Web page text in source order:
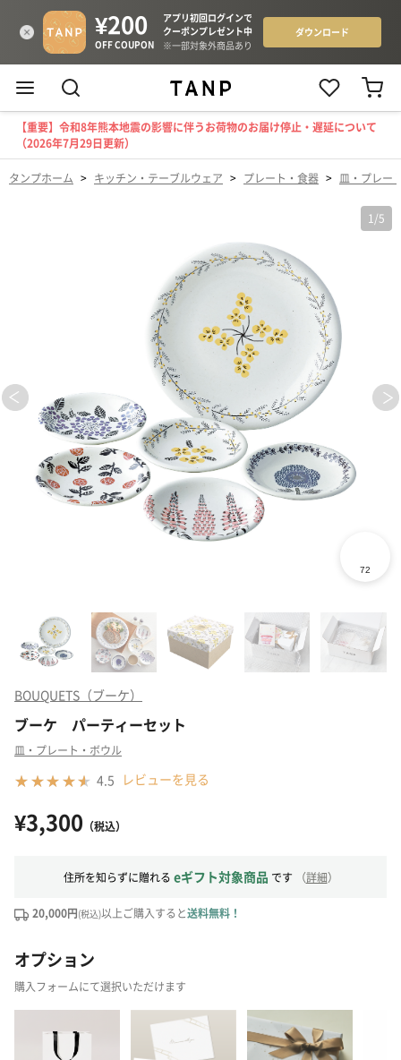
【重要】令和8年熊本地震の影響に伴うお荷物のお届け停止・遅延について
（2026年7月29日更新）
タンプホーム > キッチン・テーブルウェア > プレート・食器 > 皿・プレー
1 /5
BOUQUETS（ブーケ）
ブーケ パーティーセット
皿・プレート・ボウル
4.5 レビューを見る
¥3,300 （税込）
住所を知らずに贈れる eギフト対象商品 です （詳細）
20,000円(税込)以上ご購入すると送料無料！
オプション
購入フォームにて選択いただけます